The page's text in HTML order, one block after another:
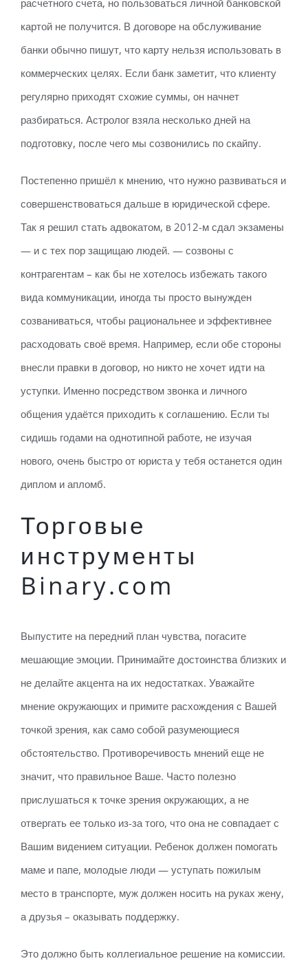
расчетного счета, но пользоваться личной банковской
картой не получится. В договоре на обслуживание
банки обычно пишут, что карту нельзя использовать в
коммерческих целях. Если банк заметит, что клиенту
регулярно приходят схожие суммы, он начнет
разбираться. Астролог взяла несколько дней на
подготовку, после чего мы созвонились по скайпу.
Постепенно пришёл к мнению, что нужно развиваться и
совершенствоваться дальше в юридической сфере.
Так я решил стать адвокатом, в 2012-м сдал экзамены
— и с тех пор защищаю людей. — созвоны с
контрагентам – как бы не хотелось избежать такого
вида коммуникации, иногда ты просто вынужден
созваниваться, чтобы рациональнее и эффективнее
расходовать своё время. Например, если обе стороны
внесли правки в договор, но никто не хочет идти на
уступки. Именно посредством звонка и личного
общения удаётся приходить к соглашению. Если ты
сидишь годами на однотипной работе, не изучая
нового, очень быстро от юриста у тебя останется один
диплом и апломб.
Торговые
инструменты
Binary.com
Выпустите на передний план чувства, погасите
мешающие эмоции. Принимайте достоинства близких и
не делайте акцента на их недостатках. Уважайте
мнение окружающих и примите расхождения с Вашей
точкой зрения, как само собой разумеющиеся
обстоятельство. Противоречивость мнений еще не
значит, что правильное Ваше. Часто полезно
прислушаться к точке зрения окружающих, а не
отвергать ее только из-за того, что она не совпадает с
Вашим видением ситуации. Ребенок должен помогать
маме и папе, молодые люди — уступать пожилым
место в транспорте, муж должен носить на руках жену,
а друзья – оказывать поддержку.
Это должно быть коллегиальное решение на комиссии.